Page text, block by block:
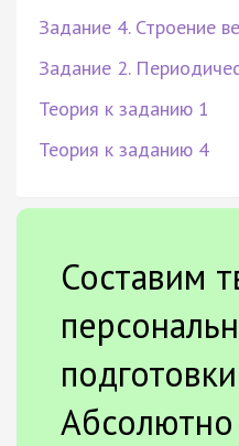
Задание 4. Строение
Задание 2.
Теория к заданию 1
Теория к заданию 4
Составим